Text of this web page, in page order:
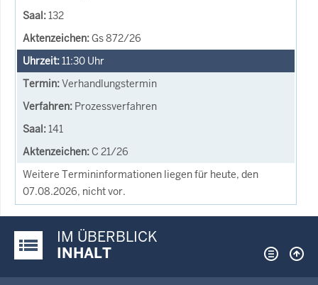
132
Gs 872/26
11:30 Uhr
Verhandlungstermin
Prozessverfahren
141
C 21/26
Weitere Termininformationen liegen für heute, den
07.08.2026, nicht vor.
Justiz-Portal im Überblick:
IM ÜBERBLICK
INHALT